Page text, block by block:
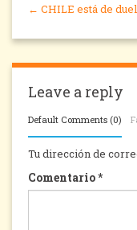
← CHILE está de
Leave a reply
Default Comments (0)
Tu dirección de
Comentario*